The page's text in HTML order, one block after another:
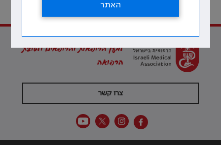
מתוך 213 עמודים
האתר
למען הרופאות והרופאים ולטובת
הרפואה
צרו קשר